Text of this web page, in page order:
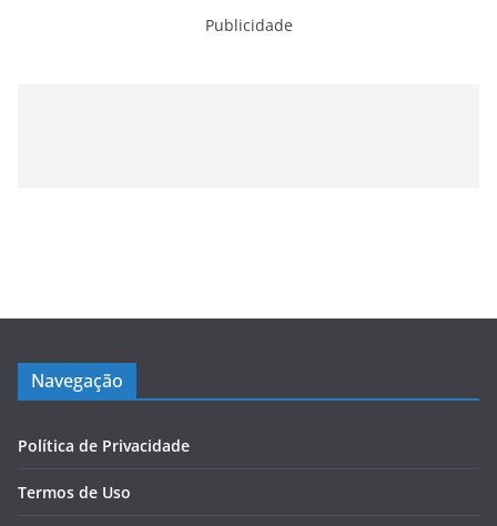
Publicidade
Navegação
Política de Privacidade
Termos de Uso